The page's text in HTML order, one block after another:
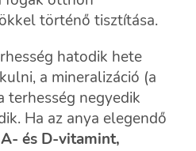
történő tisztítása.
hatodik hete
a mineralizáció (a
terhesség negyedik
Ha az anya elegendő
és D-vitamint,